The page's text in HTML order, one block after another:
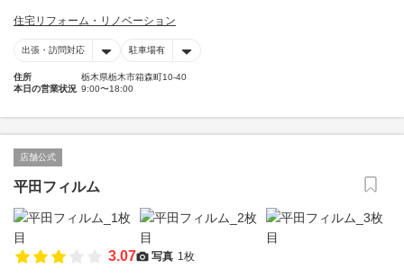
住宅リフォーム・リノベーション
出張・訪問対応 駐車場有
住所
栃木県栃木市箱森町10-40
本日の営業状況 9:00〜18:00
店舗公式
平田フィルム
3.07 写真 1枚